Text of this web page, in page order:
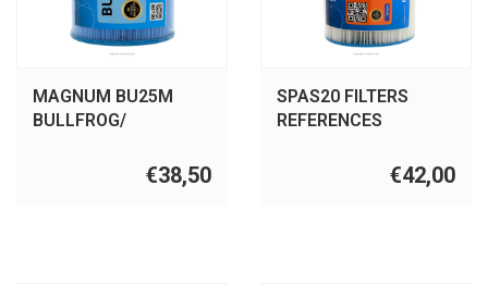
MAGNUM BU25M
BULLFROG/
€38,50
SPAS20 FILTERS
REFERENCES
€42,00